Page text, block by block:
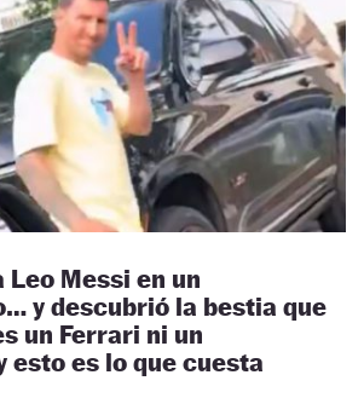
Leo Messi en un
y descubrió la bestia que
un Ferrari ni un
esto es lo que cuesta